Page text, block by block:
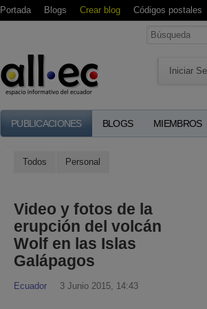
Portada Blogs Crear blog
Códigos postales
Iniciar
PUBLICACIONES BLOGS MIEMBROS
Todos Personal
Video y fotos de la
erupción del volcán
Wolf en las Islas
Galápagos
Ecuador 3 Junio 2015, 14:43